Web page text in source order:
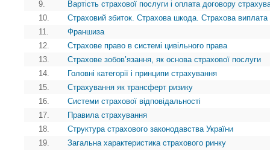
9.
Вартість страхової послуги і оплата договору
10.
Страховий збиток. Страхова шкода. Страхова виплата
11.
Франшиза
12.
Страхове право в системі цивільного права
13.
Страхове зобов’язання, як основа страхової послуги
14.
Головні категорії і принципи страхування
15.
Страхування як трансферт ризику
16.
Системи страхової відповідальності
17.
Правила страхування
18.
Структура страхового законодавства України
19.
Загальна характеристика страхового ринку